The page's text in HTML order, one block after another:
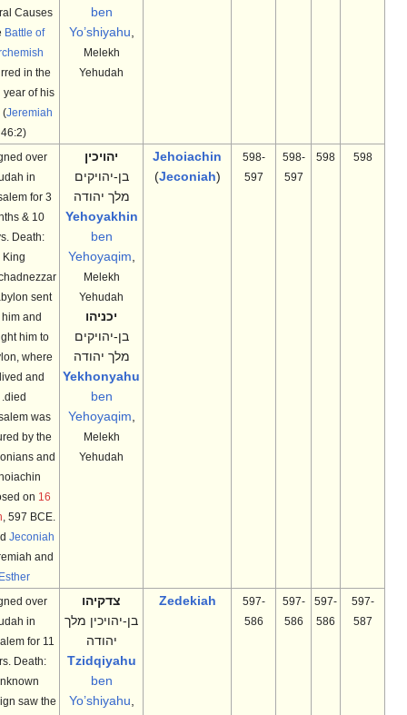
Yo’shiyahu
Melekh
Yehudah
Natural Causes
TheBattle of
Carchemish
occurred in the
fourth year of his
reign (Jeremiah
598
598-
598-
597
Jehoiachin
(
Jeconiah
)
בן-יהויקים
מלך יהודה
Yehoyakhin
Yehoyaqim
Melekh
Yehudah
בן-יהויקים
מלך יהודה
Yekhonyahu
Yehoyaqim
Melekh
Yehudah
Reigned over
Judah in
Jerusalem for 3
months & 10
days. Death:
Nebuchadnezzar
of Babylon sent
for him and
brought him to
Babylon, where
he lived and
Jerusalem was
captured by the
Babylonians and
Jehoiachin
deposed on
March, 597 BCE.
CalledJeconiah
in Jeremiah and
597-
586
597-
586
597-
586
Zedekiah
צדקיהו
בן-יהויכין מלך
Tzidqiyahu
Yo’shiyahu
Reigned over
Judah in
Jerusalem for 11
years. Death:
Unknown.
His reign saw the